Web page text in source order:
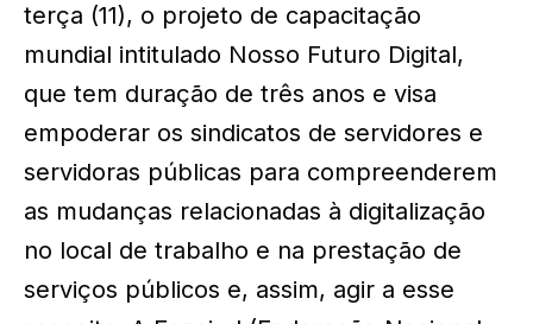
terça (11), o projeto de capacitação
mundial intitulado Nosso Futuro Digital,
que tem duração de três anos e visa
empoderar os sindicatos de servidores e
servidoras públicas para compreenderem
as mudanças relacionadas à digitalização
no local de trabalho e na prestação de
serviços públicos e, assim, agir a esse